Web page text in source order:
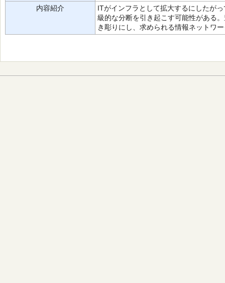
内容紹介
ITがインフラとして拡大するにしたが
級的な分断を引き起こす可能性がある
き彫りにし、求められる情報ネットワ